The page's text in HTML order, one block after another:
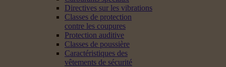
Directives sur les vibrations
Classes de protection
contre les coupures
Protection auditive
Classes de poussière
Caractéristiques des
vêtements de sécurité